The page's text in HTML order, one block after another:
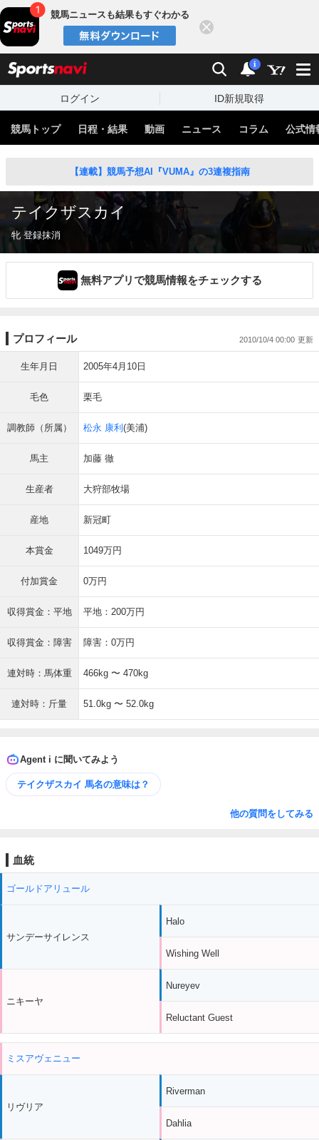
競馬ニュースも結果もすぐわかる
検索 通知
i
ログイン ID新規取得
競馬トップ 日程・結果 動画 ニュース コラム 公式情
【連載】競馬予想AI『VUMA』の3連複指南
テイクザスカイ
牝 登録抹消
無料アプリで競馬情報をチェックする
プロフィール 2010/10/4 00:00
生年月日 2005年4月10日
毛色 栗毛
調教師（所属） 松永 康利 (美浦)
馬主 加藤 徹
生産者 大狩部牧場
産地 新冠町
本賞金 1049万円
付加賞金 0万円
収得賞金：平地 平地：200万円
収得賞金：障害 障害：0万円
連対時：馬体重 466kg 〜 470kg
連対時：斤量 51.0kg 〜 52.0kg
Agent i に聞いてみよう
テイクザスカイ 馬名の意味は？
他の質問をしてみる
血統
ゴールドアリュール
サンデーサイレンス
ニキーヤ
Halo
Wishing Well
Nureyev
Reluctant Guest
ミスアヴェニュー
リヴリア
Riverman
Dahlia